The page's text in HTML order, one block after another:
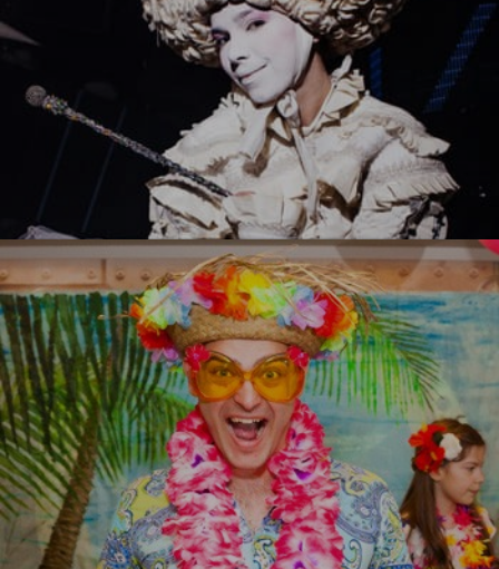
УЗНАТЬ БОЛЬШЕ
Белый стиль
Гавайи